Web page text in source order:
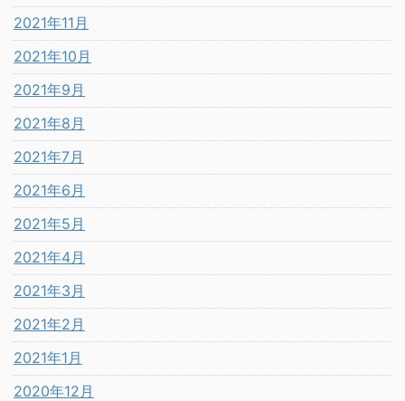
2021年11月
2021年10月
2021年9月
2021年8月
2021年7月
2021年6月
2021年5月
2021年4月
2021年3月
2021年2月
2021年1月
2020年12月